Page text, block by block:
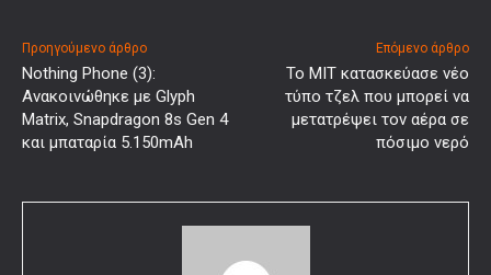
Προηγούμενο άρθρο
Nothing Phone (3):
Ανακοινώθηκε με Glyph
Matrix, Snapdragon 8s Gen 4
και μπαταρία 5.150mAh
Επόμενο άρθρο
Το MIT κατασκεύασε νέο
τύπο τζελ που μπορεί να
μετατρέψει τον αέρα σε
πόσιμο νερό